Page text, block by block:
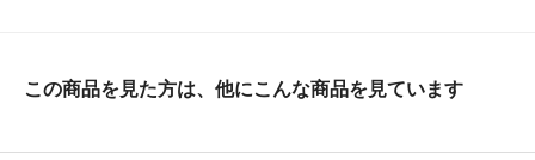
この商品を見た方は、他にこんな商品を見ています